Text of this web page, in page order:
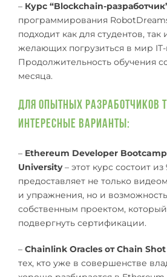
– Курс “Blockchain-
программирования
подходит как для студентов, так
желающих погрузиться в мир
Продолжительность обучения
месяца.
Для опытных разработчиков
интересные варианты:
– Ethereum Developer
University– этот курс состоит из
предоставляет не только
и упражнения, но и
собственным проектом,
подвергнуть сертификации.
– Chainlink Oracles от Chain Shot
тех, кто уже в совершенстве